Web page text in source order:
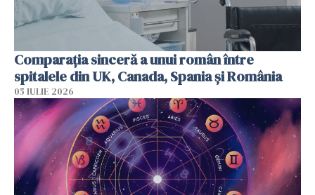
Comparația sinceră a unui român între
spitalele din UK, Canada, Spania și România
05 IULIE 2026